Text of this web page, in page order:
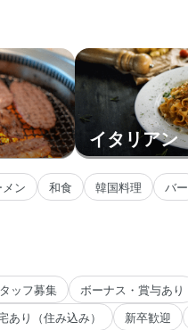
イタリアン
ン 和食 韓国料理 バー
ッフ募集 ボーナス・賞与あり
あり（住み込み） 新卒歓迎